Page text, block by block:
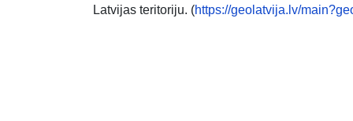
Latvijas teritoriju. (https://geolatvija.lv/